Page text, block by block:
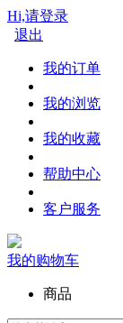
Hi,请登录
退出
我的订单
我的浏览
我的收藏
帮助中心
客户服务
我的购物车
商品